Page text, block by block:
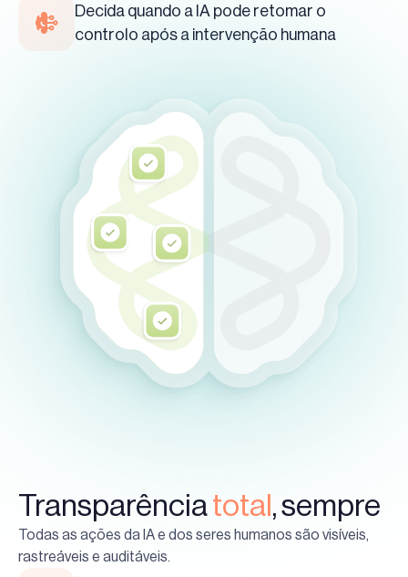
Decida quando a IA pode retomar o
controlo após a intervenção humana
Transparênciatotal, sempre
Todas as ações da IA e dos seres humanos são visíveis,
rastreáveis e auditáveis.